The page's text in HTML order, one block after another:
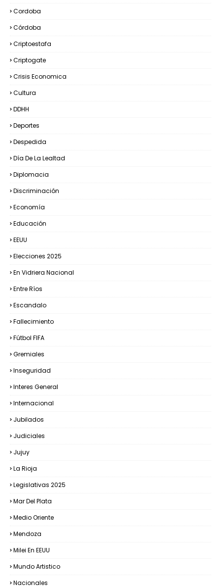
Cordoba
Córdoba
Criptoestafa
Criptogate
Crisis Economica
Cultura
DDHH
Deportes
Despedida
Día De La Lealtad
Diplomacia
Discriminación
Economía
Educación
EEUU
Elecciones 2025
En Vidriera Nacional
Entre Ríos
Escandalo
Fallecimiento
Fútbol FIFA
Gremiales
Inseguridad
Interes General
Internacional
Jubilados
Judiciales
Jujuy
La Rioja
Legislativas 2025
Mar Del Plata
Medio Oriente
Mendoza
Milei En EEUU
Mundo Artistico
Nacionales